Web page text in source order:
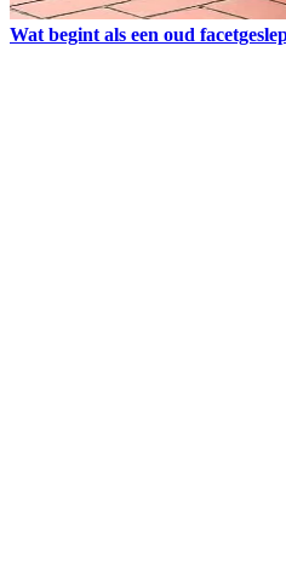
Wat begint als een oud